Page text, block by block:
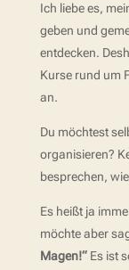
Ich liebe es,
geben und
entdecken.
Kurse rund um
an.
Du möchtest
organisieren?
besprechen,
Es heißt ja
möchte aber
Magen!“ Es ist